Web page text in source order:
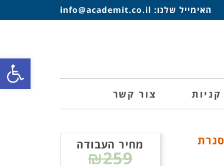
האימייל שלנו: info@academit.co.il
צור קשר
מחיר העבודה
₪259
פתח